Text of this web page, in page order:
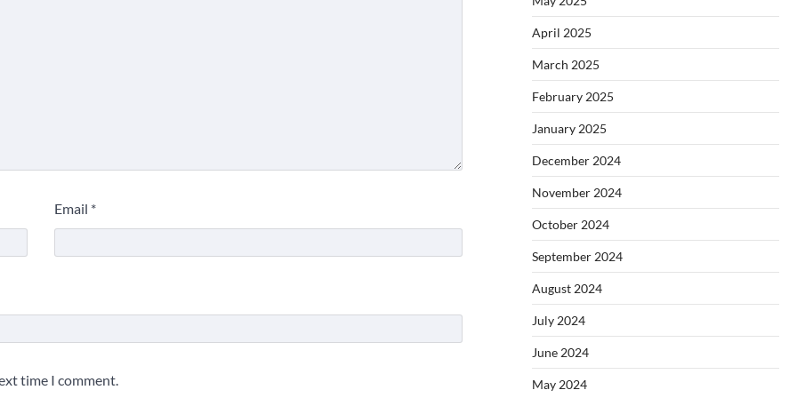
Email *
time I comment.
April 2025
March 2025
February 2025
January 2025
December 2024
November 2024
October 2024
September 2024
August 2024
July 2024
June 2024
May 2024